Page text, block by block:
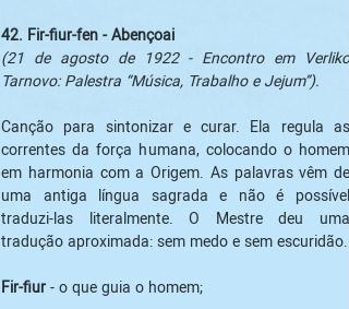
42. Fir-fiur-fen - Abençoai
(21 de agosto de 1922 - Encontro em Verliko
Tarnovo: Palestra “Música, Trabalho e Jejum”).
Canção para sintonizar e curar. Ela regula as
correntes da força humana, colocando o homem
em harmonia com a Origem. As palavras vêm de
uma antiga língua sagrada e não é possível
traduzi-las literalmente. O Mestre deu uma
tradução aproximada: sem medo e sem escuridão.
Fir-fiur - o que guia o homem;